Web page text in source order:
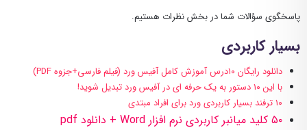
پاسخگوی سؤالات شما در بخش نظرات هستیم.
بسیار کاربردی
دانلود رایگان ۱۰درس آموزش کامل آفیس ورد (فیلم فارسی+جزوه PDF)
با این ۱۰ دستور به یک حرفه ای در آفیس ورد تبدیل شوید!
۱۰ ترفند بسیار کاربردی ورد برای افراد مبتدی
۵۰ کلید میانبر کاربردی نرم افزار Word + دانلود pdf